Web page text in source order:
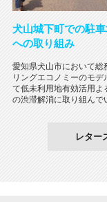
犬山城下町での駐
への取り組み
愛知県犬山市において総
リングエコノミーのモデ
て低未利用地有効活用よ
の渋滞解消に取り組んで
レター